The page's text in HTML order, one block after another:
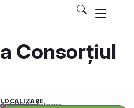
Consorțiul
LOCALIZARE
Acest conținut este blocat până când acceptați categoria corespunzătoare de cookie-uri.